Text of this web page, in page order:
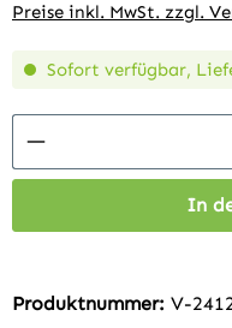
Preise inkl. MwSt. zzgl.
Sofort verfügbar,
Produkt Anzahl:
In
Produktnummer: V-